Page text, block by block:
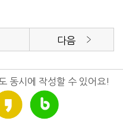
다음
동시에 작성할 수 있어요!